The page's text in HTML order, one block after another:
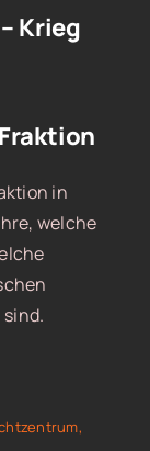
Krieg
in
welche
,